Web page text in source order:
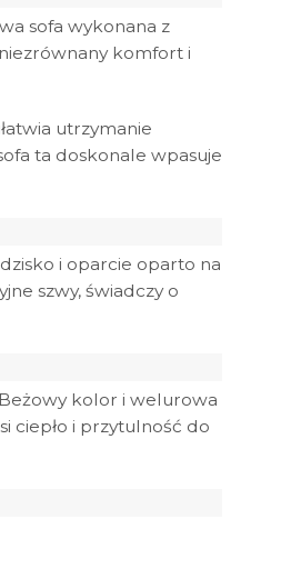
sofa wykonana z
komfort i
utrzymanie
ta doskonale wpasuje
i oparcie oparto na
szwy, świadczy o
kolor i welurowa
ciepło i przytulność do